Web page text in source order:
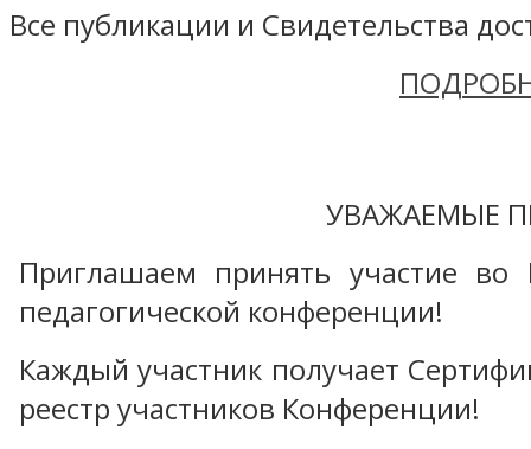
Все публикации и Свидетельства
УВАЖАЕМЫЕ
Приглашаем принять участие во
педагогической конференции!
Каждый участник получает
реестр участников Конференции!